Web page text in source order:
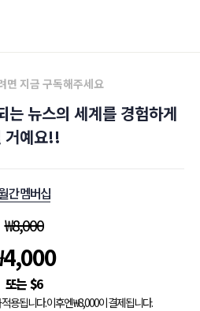
면 지금 구독해주세요
는 뉴스의 세계를 경험하게
거예요!!
간 멤버십
₩8,000
4,000
$6
용됩니다. 이후엔 ₩8,000이 결제됩니다.